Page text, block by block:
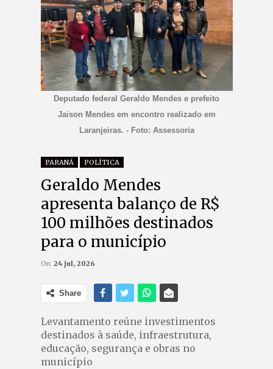
Deputado federal Geraldo Mendes e prefeito
Jaison Mendes em encontro realizado em
Laranjeiras. - Foto: Assessoria
PARANÁ POLÍTICA
Geraldo Mendes
apresenta balanço de R$
100 milhões destinados
para o município
On 24 jul, 2026
Share
Levantamento reúne investimentos
destinados à saúde, infraestrutura,
educação, segurança e obras no
município